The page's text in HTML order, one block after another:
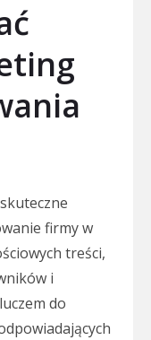
firmy w
treści,
i
do